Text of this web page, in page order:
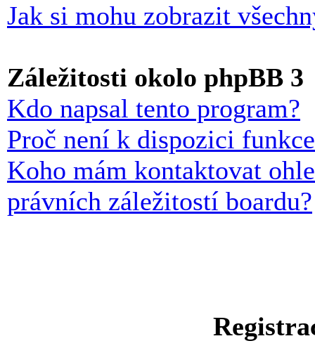
Jak si mohu zobrazit
Záležitosti okolo phpBB 3
Kdo napsal tento program?
Proč není k dispozici
Koho mám kontaktovat
právních záležitostí boardu?